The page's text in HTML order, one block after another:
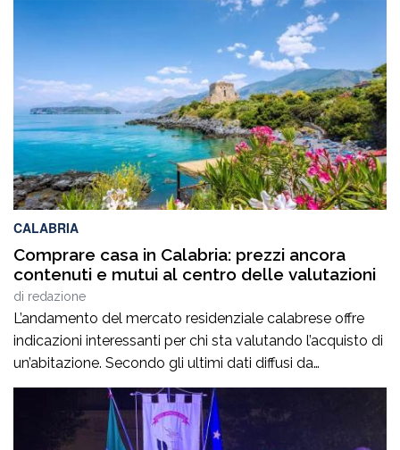
CALABRIA
Comprare casa in Calabria: prezzi ancora
contenuti e mutui al centro delle valutazioni
di redazione
L’andamento del mercato residenziale calabrese offre
indicazioni interessanti per chi sta valutando l’acquisto di
un’abitazione. Secondo gli ultimi dati diffusi da
Immobiliare.it, a giugno 2026 il prezzo medio richiesto
per gli immobili residenziali in Calabria si attesta intorno
ai 961 euro al metro quadrato, confermando valori tra i